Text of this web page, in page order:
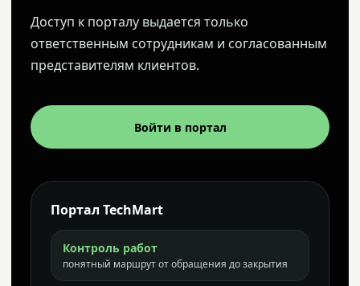
Доступ к порталу выдается только
ответственным сотрудникам и согласованным
представителям клиентов.
Войти в портал
Портал TechMart
Контроль работ
понятный маршрут от обращения до закрытия